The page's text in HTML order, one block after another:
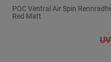
POC Ventral Air Spin
Red Matt